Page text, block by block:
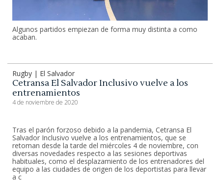
Algunos partidos empiezan de forma muy distinta a como
acaban.
Rugby | El Salvador
Cetransa El Salvador Inclusivo vuelve a los
entrenamientos
4 de noviembre de 2020
Tras el parón forzoso debido a la pandemia, Cetransa El
Salvador Inclusivo vuelve a los entrenamientos, que se
retoman desde la tarde del miércoles 4 de noviembre, con
diversas novedades respecto a las sesiones deportivas
habituales, como el desplazamiento de los entrenadores del
equipo a las ciudades de origen de los deportistas para llevar
a c